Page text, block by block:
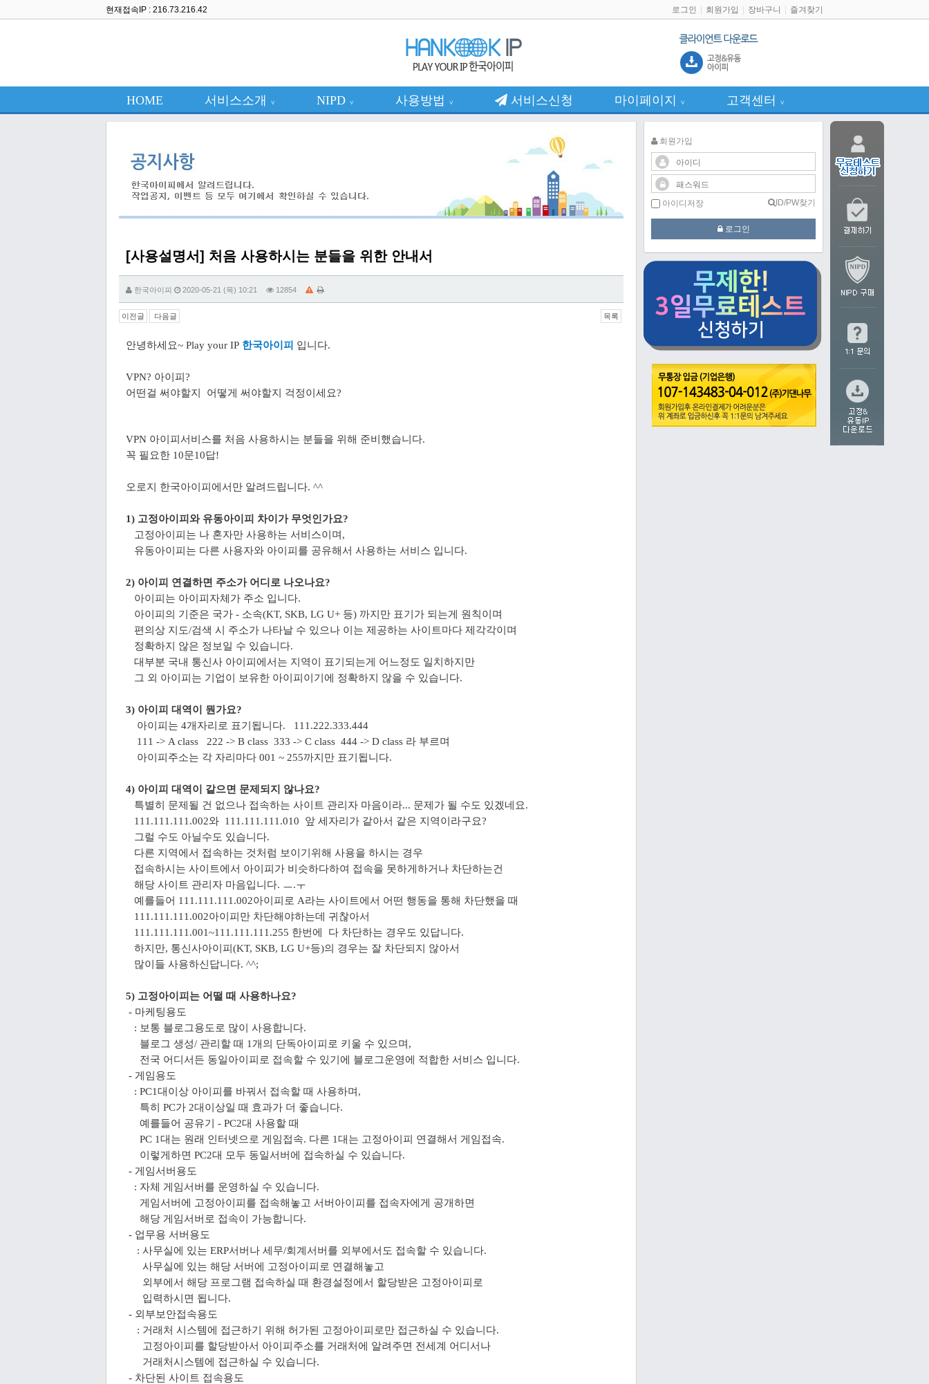
현재접속IP : 216.73.216.42 로그인 회원가입 장바구니 즐겨찾기
HOME 서비스소개 ∨ NIPD ∨ 사용방법 ∨ 서비스신청 마이페이지 ∨ 고객센터 ∨
[사용설명서] 처음 사용하시는 분들을 위한 안내서
한국아이피 2020-05-21 (목) 10:21 12854
이전글 다음글 목록
안녕하세요~ Play your IP 한국아이피 입니다.
VPN? 아이피?
어떤걸 써야할지 어떻게 써야할지 걱정이세요?
VPN 아이피서비스를 처음 사용하시는 분들을 위해 준비했습니다.
꼭 필요한 10문10답!
오로지 한국아이피에서만 알려드립니다. ^^
1) 고정아이피와 유동아이피 차이가 무엇인가요?
고정아이피는 나 혼자만 사용하는 서비스이며,
유동아이피는 다른 사용자와 아이피를 공유해서 사용하는 서비스 입니다.
2) 아이피 연결하면 주소가 어디로 나오나요?
아이피는 아이피자체가 주소 입니다.
아이피의 기준은 국가 - 소속(KT, SKB, LG U+ 등) 까지만 표기가 되는게 원칙이며
편의상 지도/검색 시 주소가 나타날 수 있으나 이는 제공하는 사이트마다 제각각이며
정확하지 않은 정보일 수 있습니다.
대부분 국내 통신사 아이피에서는 지역이 표기되는게 어느정도 일치하지만
그 외 아이피는 기업이 보유한 아이피이기에 정확하지 않을 수 있습니다.
3) 아이피 대역이 뭔가요?
아이피는 4개자리로 표기됩니다. 111.222.333.444
111 -> A class 222 -> B class 333 -> C class 444 -> D class 라 부르며
아이피주소는 각 자리마다 001 ~ 255까지만 표기됩니다.
4) 아이피 대역이 같으면 문제되지 않나요?
특별히 문제될 건 없으나 접속하는 사이트 관리자 마음이라... 문제가 될 수도 있겠네요.
111.111.111.002와 111.111.111.010 앞 세자리가 같아서 같은 지역이라구요?
그럴 수도 아닐수도 있습니다.
다른 지역에서 접속하는 것처럼 보이기위해 사용을 하시는 경우
접속하시는 사이트에서 아이피가 비슷하다하여 접속을 못하게하거나 차단하는건
해당 사이트 관리자 마음입니다. ㅡ.ㅜ
예를들어 111.111.111.002아이피로 A라는 사이트에서 어떤 행동을 통해 차단했을 때
111.111.111.002아이피만 차단해야하는데 귀찮아서
111.111.111.001~111.111.111.255 한번에
다 차단하는 경우도 있답니다.
하지만, 통신사아이피(KT, SKB, LG U+등)의 경우는 잘 차단되지 않아서
많이들 사용하신답니다. ^^;
5) 고정아이피는 어떨 때 사용하나요?
- 마케팅용도
: 보통 블로그용도로 많이 사용합니다.
블로그 생성/ 관리할 때 1개의 단독아이피로 키울 수 있으며,
전국 어디서든 동일아이피로 접속할 수 있기에 블로그운영에 적합한 서비스 입니다.
- 게임용도
: PC1대이상 아이피를 바꿔서 접속할 때 사용하며,
특히 PC가 2대이상일 때 효과가 더 좋습니다.
예를들어 공유기 - PC2대 사용할 때
PC 1대는 원래 인터넷으로 게임접속. 다른 1대는 고정아이피 연결해서 게임접속.
이렇게하면 PC2대 모두 동일서버에 접속하실 수 있습니다.
- 게임서버용도
: 자체 게임서버를 운영하실 수 있습니다.
게임서버에 고정아이피를 접속해놓고 서버아이피를 접속자에게 공개하면
해당 게임서버로 접속이
가능합니다.
- 업무용 서버용도
: 사무실에 있는 ERP서버나 세무/회계서버를 외부에서도 접속할 수 있습니다.
사무실에 있는 해당 서버에 고정아이피로 연결해놓고
외부에서 해당 프로그램 접속하실 때 환경설정에서 할당받은 고정아이피로
입력하시면 됩니다.
- 외부보안접속용도
: 거래처 시스템에 접근하기 위해 허가된 고정아이피로만 접근하실 수 있습니다.
고정아이피를 할당받아서 아이피주소를 거래처에 알려주면 전세계 어디서나
거래처시스템에 접근하실 수 있습니다.
- 차단된 사이트 접속용도
회원가입
아이디저장 ID/PW찾기
로그인